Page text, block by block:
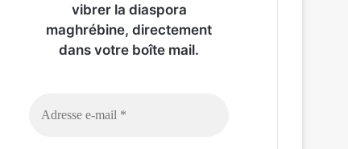
vibrer la diaspora
maghrébine, directement
dans votre boîte mail.